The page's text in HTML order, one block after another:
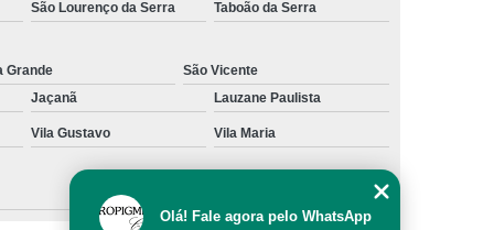
Tratamento para Calvície com Micopigmentação
Tratamento para Calvície em Homens
Tratamento para Calvície Masculina
São Lourenço da Serra Taboão da Serra
Grande
São Vicente
Jaçanã Lauzane Paulista
Vila Gustavo Vila Maria
Olá! Fale agora pelo WhatsApp